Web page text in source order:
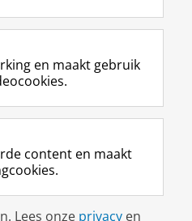
F
a
e
b
o
p
a
i
n
L
i
k
e
I
-
p
g
i
R
S
-
f
e
R
k
s
I
n
t
r
m
c
c
Y
o
T
e
k
a
a
en maakt gebruik
content en maakt
Lees onze privacy en